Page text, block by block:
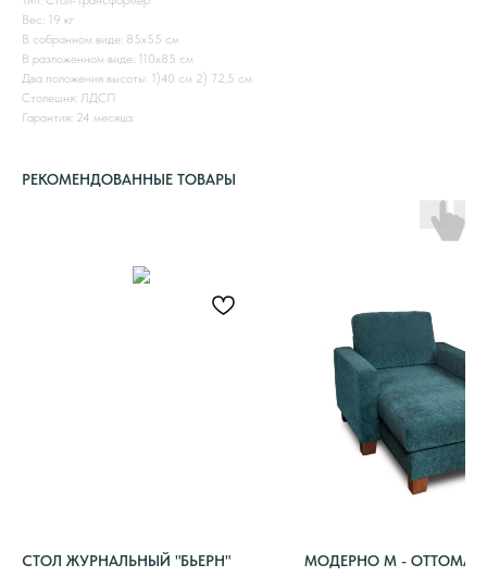
Вес: 19 кг
В собранном виде: 85х55 см
В разложенном виде: 110х85 см
Два положения высоты: 1)40 см 2) 72,5 см
Столешня: ЛДСП
Гарантия: 24 месяца
РЕКОМЕНДОВАННЫЕ ТОВАРЫ
СТОЛ ЖУРНАЛЬНЫЙ "БЬЕРН" МОДЕРНО М -